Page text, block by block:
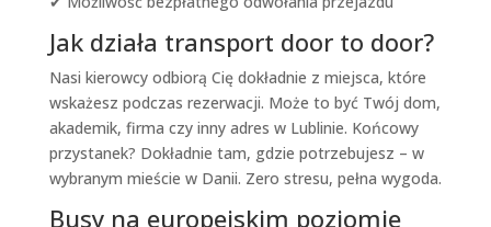
Jak działa transport door to door?
Nasi kierowcy odbiorą Cię dokładnie z miejsca, które
wskażesz podczas rezerwacji. Może to być Twój dom,
akademik, firma czy inny adres w Lublinie. Końcowy
przystanek? Dokładnie tam, gdzie potrzebujesz – w
wybranym mieście w Danii. Zero stresu, pełna wygoda.
Busy na europejskim poziomie